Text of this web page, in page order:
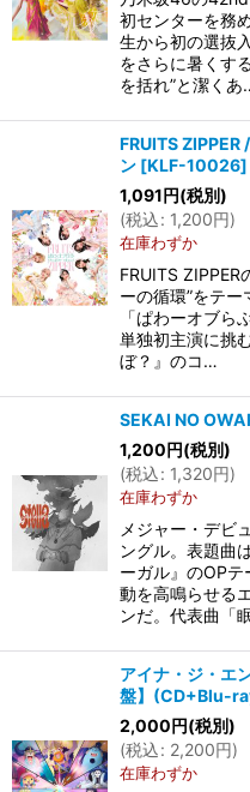
初センターを務
生から初の選抜
をさらに暑くす
を括れ”と潔くあ
FRUITS ZIPPER
ン [KLF-10026]
1,091円(税別)
(税込: 1,200円)
在庫わずか
FRUITS ZIPPER
ーの循環”をテ
「ぱわーオブら
単独初主演に挑
ぼ？』のコ…
SEKAI NO
1,200円(税別)
(税込: 1,320円)
在庫わずか
メジャー・デビ
ングル。表題曲
ーガル』のOP
動を高鳴らせる
ンだ。代表曲「
アイナ・ジ・エ
盤】(CD+Blu-
2,000円(税別)
(税込: 2,200円)
在庫わずか